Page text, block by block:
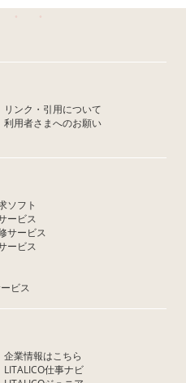
リンク・引用について
利用者さまへのお願い
ソフト
ービス
サービス
ービス
ビス
企業情報はこちら
LITALICO仕事ナビ